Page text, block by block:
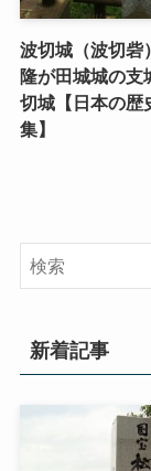
波切城（波切砦
隆が田城城の支
切城【日本の歴
集】
新着記事